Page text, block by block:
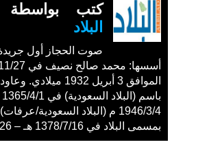
كتب بواسطة
البلاد
صوت الحجاز أول
الموافق 3 أبريل 1932
1946/3/4 م (البلاد السعودية/
بمسمى البلاد في 1378/7/16 هـ – 1959/1/26 م